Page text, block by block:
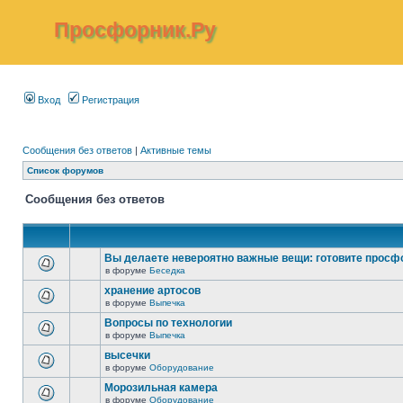
Просфорник.Ру
Вход Регистрация
Сообщения без ответов | Активные темы
Список форумов
Сообщения без ответов
Вы делаете невероятно важные вещи: готовите
в форуме Беседка
хранение артосов
в форуме Выпечка
Вопросы по технологии
в форуме Выпечка
высечки
в форуме Оборудование
Морозильная камера
в форуме Оборудование